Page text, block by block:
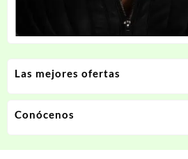
Las mejores ofertas
Conócenos